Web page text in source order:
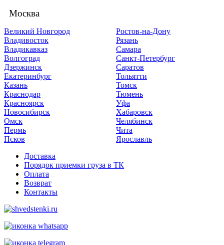
Москва
Великий Новгород
Владивосток
Владикавказ
Волгоград
Дзержинск
Екатеринбург
Казань
Краснодар
Красноярск
Новосибирск
Омск
Пермь
Псков
Ростов-на-Дону
Рязань
Самара
Санкт-Петербург
Саратов
Тольятти
Томск
Тюмень
Уфа
Хабаровск
Челябинск
Чита
Ярославль
Доставка
Порядок приемки груза в ТК
Оплата
Возврат
Контакты